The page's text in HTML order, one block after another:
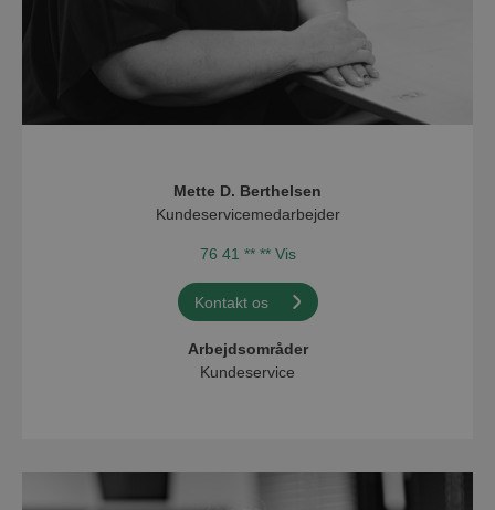
Mette D. Berthelsen
Kundeservicemedarbejder
76 41 ** ** Vis
Kontakt os
Arbejdsområder
Kundeservice